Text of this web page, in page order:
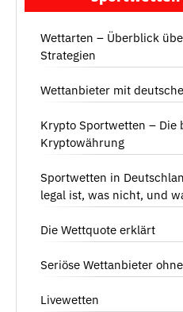
Wettarten – Überblick
Strategien
Wettanbieter mit
Krypto Sportwetten – Die
Kryptowährung
Sportwetten in
legal ist, was nicht, und
Die Wettquote erklärt
Seriöse Wettanbieter
Livewetten